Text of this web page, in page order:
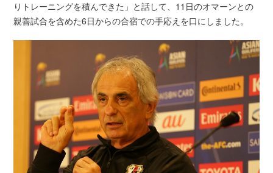
りトレーニングを積んできた」と話して、11日のオマーンとの
親善試合を含めた6日からの合宿での手応えを口にしました。